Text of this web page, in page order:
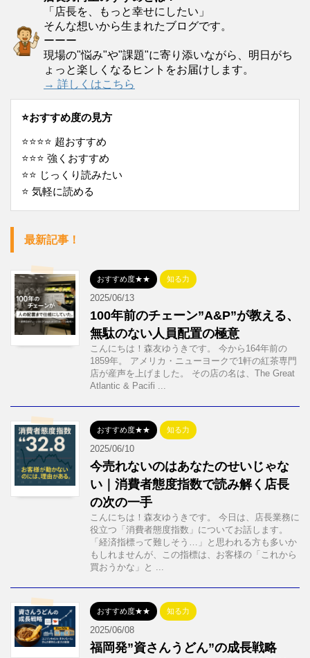
「店長を、もっと幸せにしたい」
そんな想いから生まれたブログです。
ーーー
現場の"悩み"や"課題"に寄り添いながら、明日がち
ょっと楽しくなるヒントをお届けします。
→ 詳しくはこちら
⭐️おすすめ度の見方
⭐️⭐️⭐️⭐️ 超おすすめ
⭐️⭐️⭐️ 強くおすすめ
⭐️⭐️ じっくり読みたい
⭐️ 気軽に読める
最新記事！
おすすめ度★★ 知る力
2025/06/13
100年前のチェーン”A&P”が教える、
無駄のない人員配置の極意
こんにちは！森友ゆうきです。 今から164年前の
1859年。 アメリカ・ニューヨークで1軒の紅茶専門
店が産声を上げました。 その店の名は、The Great
Atlantic & Pacifi ...
おすすめ度★★ 知る力
2025/06/10
今売れないのはあなたのせいじゃな
い｜消費者態度指数で読み解く店長
の次の一手
こんにちは！森友ゆうきです。 今日は、店長業務に
役立つ「消費者態度指数」についてお話します。
「経済指標って難しそう…」と思われる方も多いか
もしれませんが、この指標は、お客様の「これから
買おうかな」と ...
おすすめ度★★ 知る力
2025/06/08
福岡発”資さんうどん”の成長戦略